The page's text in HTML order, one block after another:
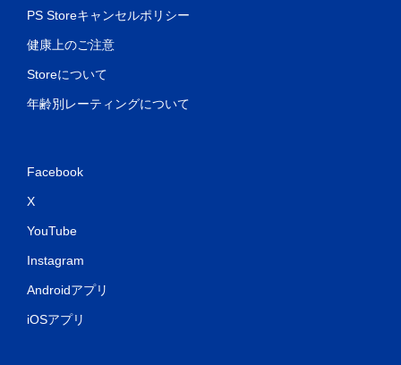
PS Storeキャンセルポリシー
健康上のご注意
Storeについて
年齢別レーティングについて
Facebook
X
YouTube
Instagram
Androidアプリ
iOSアプリ